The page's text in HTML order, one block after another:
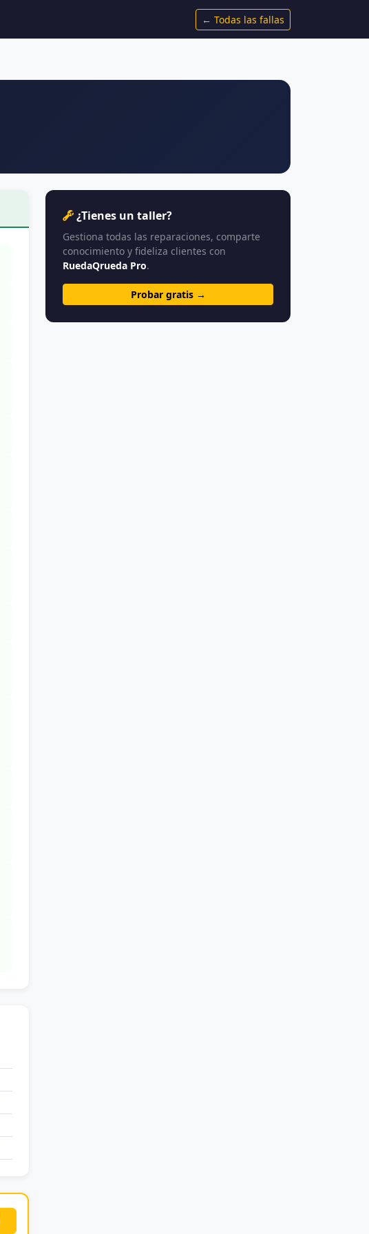
← Todas las fallas
¿Tienes un taller?
Gestiona todas las reparaciones, comparte
conocimiento y fideliza clientes con
RuedaQrueda Pro.
Probar gratis →